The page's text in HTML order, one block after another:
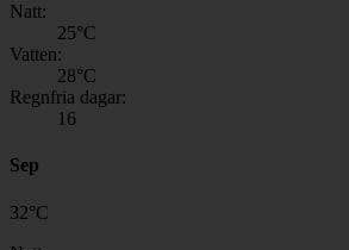
Natt:
25°C
Vatten:
28°C
Regnfria dagar:
16
Sep
32°C